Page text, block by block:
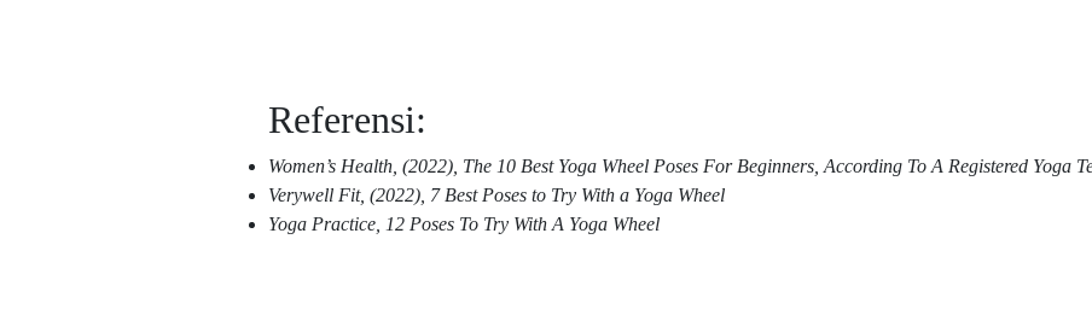
Referensi:
Women’s Health, (2022), The 10 Best Yoga Wheel Poses For Beginners, According To A Registered Yoga
Verywell Fit, (2022), 7 Best Poses to Try With a Yoga Wheel
Yoga Practice, 12 Poses To Try With A Yoga Wheel